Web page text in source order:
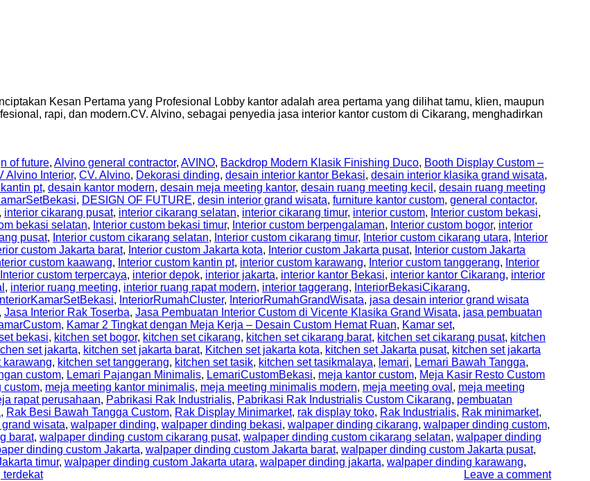
Kesan Pertama yang Profesional Lobby kantor adalah area pertama yang dilihat tamu, klien, maupun
rapi, dan modern.CV. Alvino, sebagai penyedia jasa interior kantor custom di Cikarang, menghadirkan
of future, Alvino general contractor, AVINO, Backdrop Modern Klasik Finishing Duco, Booth Display Custom –
Alvino Interior, CV. Alvino, Dekorasi dinding, desain interior kantor Bekasi, desain interior klasika grand wisata,
pt, desain kantor modern, desain meja meeting kantor, desain ruang meeting kecil , desain ruang meeting
, DESIGN OF FUTURE, desin interior grand wisata, furniture kantor custom, general contactor,
interior cikarang pusat, interior cikarang selatan, interior cikarang timur, interior custom, Interior custom bekasi,
bekasi selatan, Interior custom bekasi timur, Interior custom berpengalaman, Interior custom bogor, interior
pusat, Interior custom cikarang selatan, Interior custom cikarang timur, Interior custom cikarang utara, Interior
custom Jakarta barat, Interior custom Jakarta kota, Interior custom Jakarta pusat, Interior custom Jakarta
custom kaawang, Interior custom kantin pt, interior custom karawang, Interior custom tanggerang, Interior
Interior custom terpercaya, interior depok, interior jakarta, interior kantor Bekasi, interior kantor Cikarang, interior
, interior ruang meeting, interior ruang rapat modern, interior taggerang, InteriorBekasiCikarang,
InteriorKamarSetBekasi, InteriorRumahCluster, InteriorRumahGrandWisata, jasa desain interior grand wisata
Jasa Interior Rak Toserba, Jasa Pembuatan Interior Custom di Vicente Klasika Grand Wisata, jasa pembuatan
, Kamar 2 Tingkat dengan Meja Kerja – Desain Custom Hemat Ruan, Kamar set,
bekasi, kitchen set bogor, kitchen set cikarang, kitchen set cikarang barat, kitchen set cikarang pusat, kitchen
set jakarta, kitchen set jakarta barat, Kitchen set jakarta kota, kitchen set Jakarta pusat, kitchen set jakarta
karawang, kitchen set tanggerang, kitchen set tasik, kitchen set tasikmalaya, lemari, Lemari Bawah Tangga,
custom, Lemari Pajangan Minimalis, LemariCustomBekasi, meja kantor custom, Meja Kasir Resto Custom
custom, meja meeting kantor minimalis, meja meeting minimalis modern, meja meeting oval , meja meeting
rapat perusahaan, Pabrikasi Rak Industrialis, Pabrikasi Rak Industrialis Custom Cikarang, pembuatan
, Rak Besi Bawah Tangga Custom, Rak Display Minimarket, rak display toko, Rak Industrialis, Rak minimarket,
wisata, walpaper dinding, walpaper dinding bekasi, walpaper dinding cikarang, walpaper dinding custom,
barat, walpaper dinding custom cikarang pusat, walpaper dinding custom cikarang selatan, walpaper dinding
dinding custom Jakarta, walpaper dinding custom Jakarta barat, walpaper dinding custom Jakarta pusat,
timur, walpaper dinding custom Jakarta utara, walpaper dinding jakarta, walpaper dinding karawang,
terdekat Leave a comment